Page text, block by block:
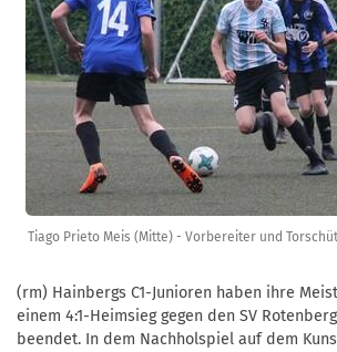
Tiago Prieto Meis (Mitte) - Vorbereiter und
(rm) Hainbergs C1-Junioren haben ihre
einem 4:1-Heimsieg gegen den SV
beendet. In dem Nachholspiel auf dem